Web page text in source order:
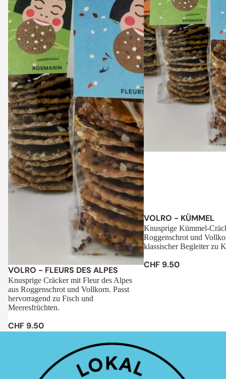
Sale
VOLRO - FLEURS DES ALPES
Knusprige Cräcker mit Fleur des Alpes
aus Roggenschrot und Vollkorn. Passt
hervorragend zu Fisch und
Meeresfrüchten.
CHF 9.50
Sale
VOLRO - KÜMMEL
Knusprige Kümmel-
Roggenschrot und
klassischer Begleiter zu
CHF 9.50